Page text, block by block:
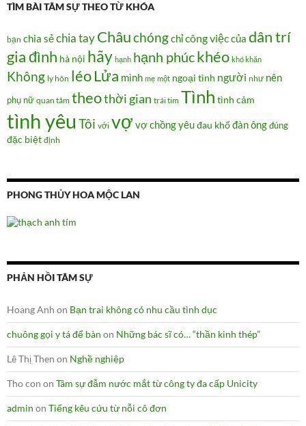
TÌM BÀI TÂM SỰ THEO TỪ KHÓA
bạn chia sẻchia tay Châuchóngchỉcông việccủa dân trí
gia đình hà nội hãy hạnh hạnh phúckhéo khó khăn
Không ly hôn léoLửa mình mẹ một ngoại tình người như nên
phụ nữ quan tâm theothời gian trái tim Tình tình cảm
tình yêu Tôi với vợ vợ chồngyêuđau khổđàn ôngđúng
đặc biệt định
PHONG THỦY HOA MỘC LAN
PHẢN HỒI TÂM SỰ
Hoang Anh on Bạn trai không có nhu cầu tình dục
chuông gọi y tá để bàn on Những bác sĩ có… “thần kinh thép”
Lê Thị Then on Nghề nghiệp
Tho con on Tâm sự đẫm nước mắt từ công ty đa cấp Unicity
admin on Tiếng kêu cứu từ nỗi cô đơn